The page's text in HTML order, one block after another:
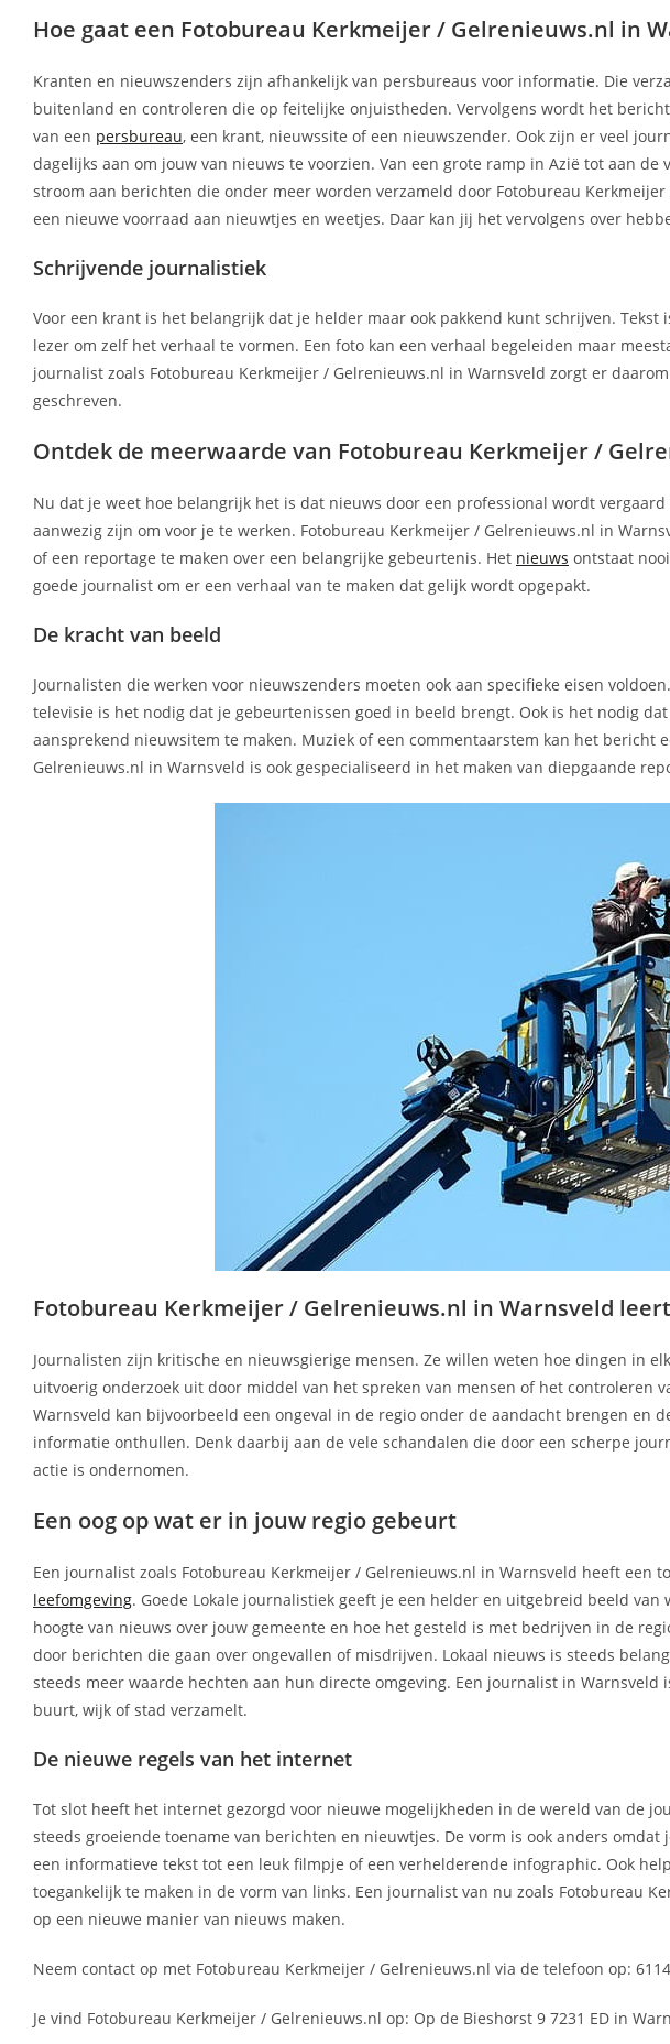
Hoe gaat een Fotobureau Kerkmeijer / Gelrenieuws.nl in
Kranten en nieuwszenders zijn afhankelijk van persbureaus voor informatie. Die
buitenland en controleren die op feitelijke onjuistheden. Vervolgens wordt het
van een persbureau, een krant, nieuwssite of een nieuwszender. Ook zijn er veel
dagelijks aan om jouw van nieuws te voorzien. Van een grote ramp in Azië tot aan
stroom aan berichten die onder meer worden verzameld door Fotobureau
een nieuwe voorraad aan nieuwtjes en weetjes. Daar kan jij het vervolgens over
Schrijvende journalistiek
Voor een krant is het belangrijk dat je helder maar ook pakkend kunt schrijven.
lezer om zelf het verhaal te vormen. Een foto kan een verhaal begeleiden maar
journalist zoals Fotobureau Kerkmeijer / Gelrenieuws.nl in Warnsveld zorgt er
geschreven.
Ontdek de meerwaarde van Fotobureau Kerkmeijer /
Nu dat je weet hoe belangrijk het is dat nieuws door een professional wordt
aanwezig zijn om voor je te werken. Fotobureau Kerkmeijer / Gelrenieuws.nl in
of een reportage te maken over een belangrijke gebeurtenis. Het nieuws ontstaat
goede journalist om er een verhaal van te maken dat gelijk wordt opgepakt.
De kracht van beeld
Journalisten die werken voor nieuwszenders moeten ook aan specifieke eisen
televisie is het nodig dat je gebeurtenissen goed in beeld brengt. Ook is het nodig
aansprekend nieuwsitem te maken. Muziek of een commentaarstem kan het bericht
Gelrenieuws.nl in Warnsveld is ook gespecialiseerd in het maken van diepgaande
Fotobureau Kerkmeijer / Gelrenieuws.nl in Warnsveld
Journalisten zijn kritische en nieuwsgierige mensen. Ze willen weten hoe dingen in
uitvoerig onderzoek uit door middel van het spreken van mensen of het controleren
Warnsveld kan bijvoorbeeld een ongeval in de regio onder de aandacht brengen en
informatie onthullen. Denk daarbij aan de vele schandalen die door een scherpe
actie is ondernomen.
Een oog op wat er in jouw regio gebeurt
Een journalist zoals Fotobureau Kerkmeijer / Gelrenieuws.nl in Warnsveld heeft een
leefomgeving. Goede Lokale journalistiek geeft je een helder en uitgebreid beeld
hoogte van nieuws over jouw gemeente en hoe het gesteld is met bedrijven in de
door berichten die gaan over ongevallen of misdrijven. Lokaal nieuws is steeds
steeds meer waarde hechten aan hun directe omgeving. Een journalist in
buurt, wijk of stad verzamelt.
De nieuwe regels van het internet
Tot slot heeft het internet gezorgd voor nieuwe mogelijkheden in de wereld van de
steeds groeiende toename van berichten en nieuwtjes. De vorm is ook anders
een informatieve tekst tot een leuk filmpje of een verhelderende infographic. Ook
toegankelijk te maken in de vorm van links. Een journalist van nu zoals Fotobureau
op een nieuwe manier van nieuws maken.
Neem contact op met Fotobureau Kerkmeijer / Gelrenieuws.nl via de telefoon op:
Je vind Fotobureau Kerkmeijer / Gelrenieuws.nl op: Op de Bieshorst 9 7231 ED in